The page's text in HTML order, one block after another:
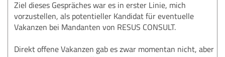
Ziel dieses Gespräches war es in erster Linie, mich
vorzustellen, als potentieller Kandidat für eventuelle
Vakanzen bei Mandanten von RESUS CONSULT.
Direkt offene Vakanzen gab es zwar momentan nicht, aber